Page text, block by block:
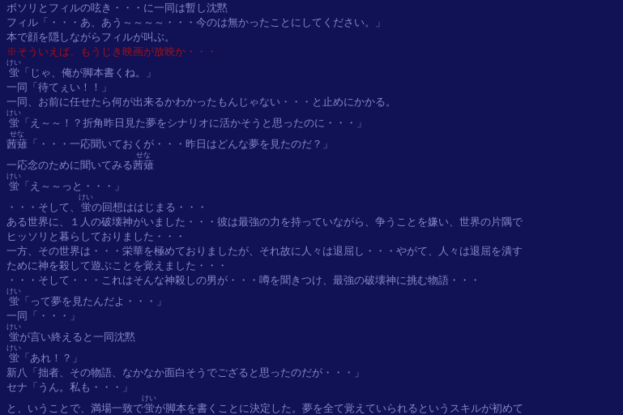
ボソリとフィルの呟き・・・に一同は暫し沈黙
フィル「・・・あ、あう～～～～・・・今のは無かったことにしてください。」
※そういえば、もうじき映画が放映か・・・
蛍
けい
「じゃ、俺が脚本書くね。」
一同「待てぇい！！」
蛍
けい
茜薙
せな
「・・・一応聞いておくが・・・昨日はどんな夢を見たのだ？」
一応念のために聞いてみる茜薙
せな
蛍
けい
「え～～っと・・・」
・・・そして、 蛍
けい
の回想ははじまる・・・
ある世界に、１人の破壊神がいました・・・彼は最強の力を持っていながら、争うことを嫌い、世界の片隅で
ヒッソリと暮らしておりました・・・
一方、その世界は・・・栄華を極めておりましたが、それ故に人々は退屈し・・・やがて、人々は退屈を潰す
ために神を殺して遊ぶことを覚えました・・・
蛍
けい
「って夢を見たんだよ・・・」
蛍
けい
蛍
けい
「あれ！？」
新八「拙者、その物語、なかなか面白そうでござると思ったのだが・・・」
セナ「うん。私も・・・」
と、いうことで、満場一致で蛍
けい
が脚本を書くことに決定した。夢を全て覚えていられるというスキルが初めて